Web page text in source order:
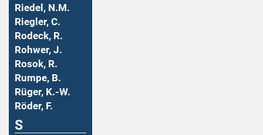
Riedel, N.M.
Riegler, C.
Rodeck, R.
Rohwer, J.
Rosok, R.
Rumpe, B.
Rüger, K.-W.
Röder, F.
S